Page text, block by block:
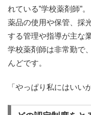
れている”学校薬剤師”。
薬品の使用や保管、採
する管理や指導が主な
学校薬剤師は非常勤で
んどです。
「やっぱり私にはいい